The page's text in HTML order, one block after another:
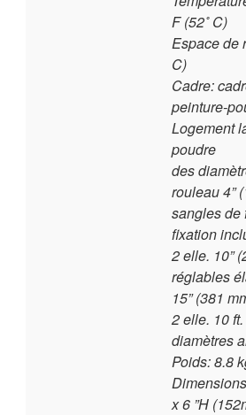
F (52˚ C)
Espace de
C)
Cadre:
peinture-
Logement
poudre
des
rouleau 4”
sangles de
fixation
2 elle. 10”
réglables
15” (381
2 elle. 10
diamètres
Poids: 8.8
x 6 ”H